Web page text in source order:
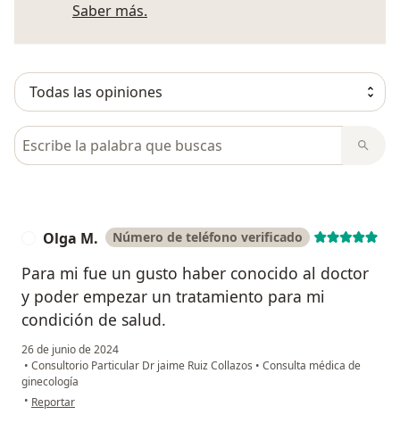
Saber más.
Busca en opiniones
Olga M. Número de teléfono verificado
Para mi fue un gusto haber conocido al doctor
y poder empezar un tratamiento para mi
condición de salud.
26 de junio de 2024
• Consultorio Particular Dr jaime Ruiz Collazos • Consulta médica de
ginecología
• en opinión del usuario Olga M.
Reportar